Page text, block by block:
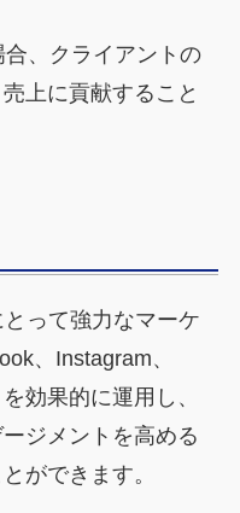
、クライアントの
上に貢献すること
って強力なマーケ
、Instagram、
効果的に運用し、
ジメントを高める
ができます。